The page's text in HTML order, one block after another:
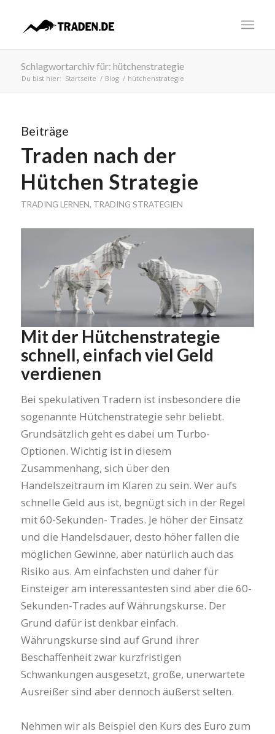
Schlagwortarchiv für: hütchenstrategie
Du bist hier: Startseite / Blog / hütchenstrategie
Beiträge
Traden nach der
Hütchen Strategie
TRADING LERNEN, TRADING STRATEGIEN
Mit der Hütchenstrategie
schnell, einfach viel Geld
verdienen
Bei spekulativen Tradern ist insbesondere die
sogenannte Hütchenstrategie sehr beliebt.
Grundsätzlich geht es dabei um Turbo-
Optionen. Wichtig ist in diesem
Zusammenhang, sich über den
Handelszeitraum im Klaren zu sein. Wer aufs
schnelle Geld aus ist, begnügt sich in der Regel
mit 60-Sekunden- Trades. Je höher der Einsatz
und die Handelsdauer, desto höher fallen die
möglichen Gewinne, aber natürlich auch das
Risiko aus. Am einfachsten und daher für
Einsteiger am interessantesten sind aber die 60-
Sekunden-Trades auf Währungskurse. Der
Grund dafür ist denkbar einfach.
Währungskurse sind auf Grund ihrer
Beschaffenheit zwar kurzfristigen
Schwankungen ausgesetzt, große, unerwartete
Ausreißer sind aber dennoch äußerst selten.
Nehmen wir als Beispiel den Kurs des Euro zum